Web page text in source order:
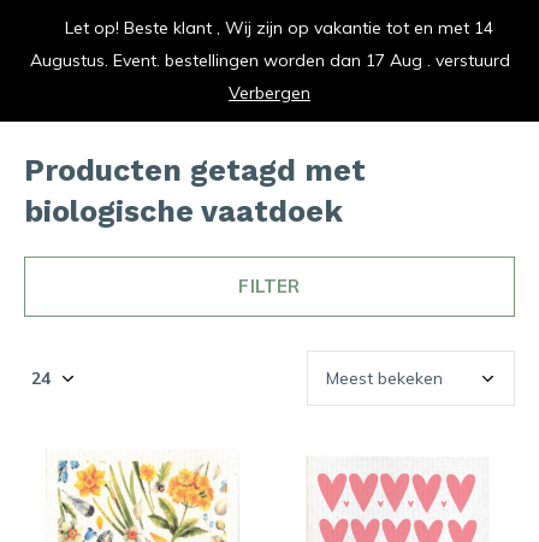
vrolijk je keuken op
Producten getagd met
biologische vaatdoek
FILTER
Let op! Beste klant , Wij zijn op vakantie tot en met 14
Augustus. Event. bestellingen worden dan 17 Aug . verstuurd
Verbergen